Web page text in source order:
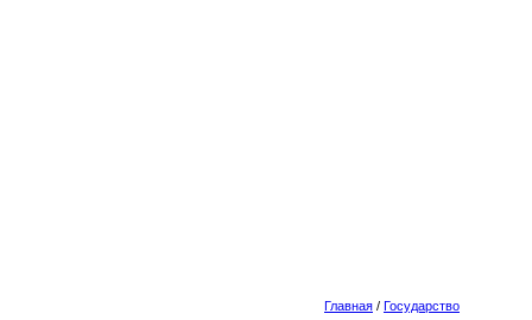
Главная / Государство